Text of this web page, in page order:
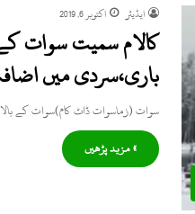
ایڈیٹر اکتوبر 6, 2019
کالام سمیت سوات کے
باری،سردی میں
سوات (زماسوات ڈاٹ کام)سوات کے
» مزید پڑھیں